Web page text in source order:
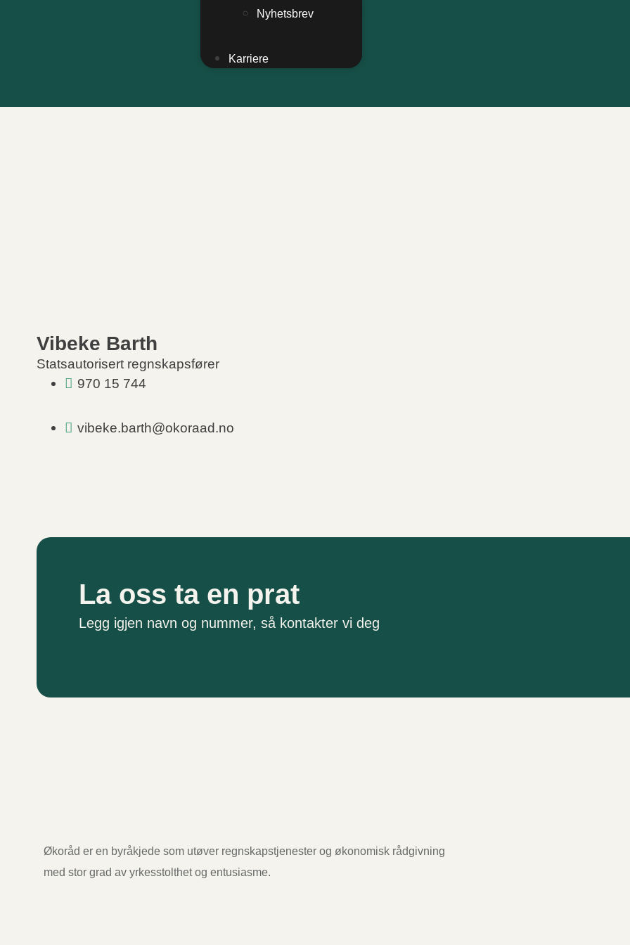
Nyhetsbrev
Karriere
Vibeke Barth
Statsautorisert regnskapsfører
970 15 744
vibeke.barth@okoraad.no
La oss ta en prat
Legg igjen navn og nummer, så kontakter vi deg
Økoråd er en byråkjede som utøver regnskapstjenester og økonomisk rådgivning
med stor grad av yrkesstolthet og entusiasme.